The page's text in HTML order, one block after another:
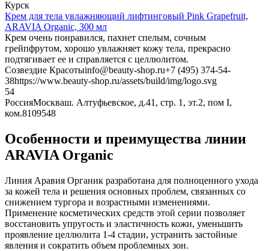
Курск
Крем для тела увлажняющий лифтинговый Pink Grapefruit,
ARAVIA Organic, 300 мл
Крем очень понравился, пахнет спелым, сочным
грейпфрутом, хорошо увлажняет кожу тела, прекрасно
подтягивает ее и справляется с целлюлитом.
Созвездие Красотыinfo@beauty-shop.ru+7 (495) 374-54-
38https://www.beauty-shop.ru/assets/build/img/logo.svg
54
РоссияМоскваш. Алтуфьевское, д.41, стр. 1, эт.2, пом I,
ком.8109548
Особенности и преимущества линии
ARAVIA Organic
Линия Аравия Органик разработана для полноценного ухода
за кожей тела и решения основных проблем, связанных со
снижением тургора и возрастными изменениями.
Применение косметических средств этой серии позволяет
восстановить упругость и эластичность кожи, уменьшить
проявление целлюлита 1-4 стадии, устранить застойные
явления и сократить объем проблемных зон.